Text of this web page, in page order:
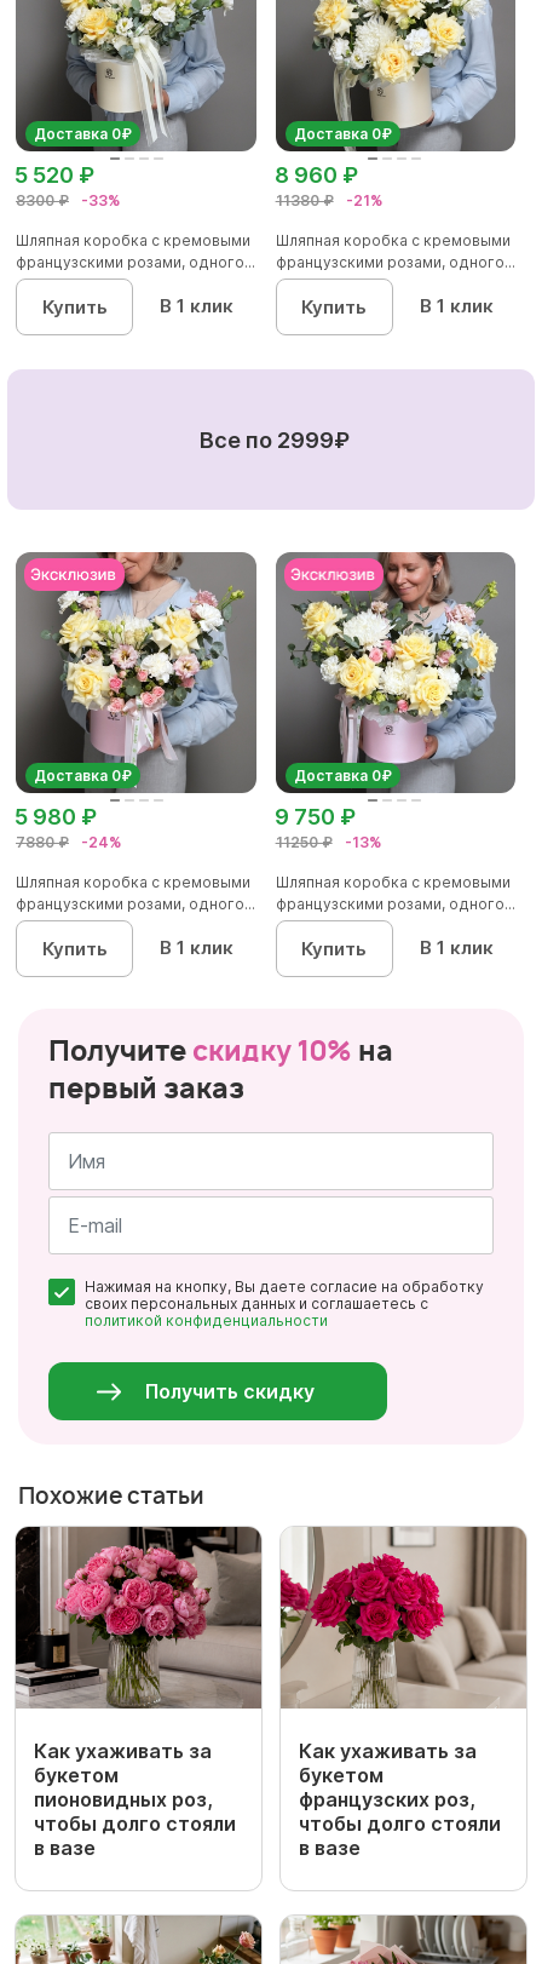
Доставка 0₽
8300 ₽ -33%
5 520 ₽
Шляпная коробка с кремовыми
французскими розами, одного...
Купить В 1 клик
Доставка 0₽
11380 ₽ -21%
8 960 ₽
Шляпная коробка с кремовыми
французскими розами, одного...
Купить В 1 клик
Все по 2999₽
Доставка 0₽
7880 ₽ -24%
5 980 ₽
Шляпная коробка с кремовыми
французскими розами, одного...
Купить В 1 клик
Доставка 0₽
11250 ₽ -13%
9 750 ₽
Шляпная коробка с кремовыми
французскими розами, одного...
Купить В 1 клик
Получите скидку 10% на
первый заказ
Имя
*
Нажимая на кнопку, Вы даете согласие на обработку
своих персональных данных и соглашаетесь с
политикой конфиденциальности
Получить скидку
Похожие статьи
Как ухаживать за
букетом
пионовидных роз,
чтобы долго стояли
в вазе
Как ухаживать за
букетом
французских роз,
чтобы долго стояли
в вазе